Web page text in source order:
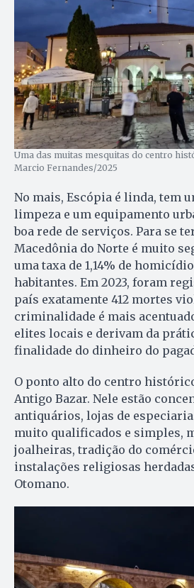
Uma das muitas mesquitas do centro
Marcio Fernandes/2025
No mais, Escópia é linda, tem
limpeza e um equipamento
boa rede de serviços. Para se
Macedônia do Norte é muito
uma taxa de 1,14% de
habitantes. Em 2023, foram
país exatamente 412 mortes
criminalidade é mais
elites locais e derivam da
finalidade do dinheiro do
O ponto alto do centro
Antigo Bazar. Nele estão
antiquários, lojas de
muito qualificados e simples,
joalheiras, tradição do
instalações religiosas
Otomano.